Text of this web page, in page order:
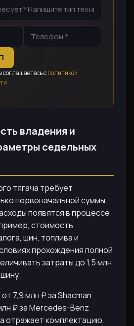
сполитикой
владения и
седельных
тягача требует
первоначальной суммы,
появятся в процессе
стоимость
шин, топлива и
прохождения полной
затраты до 1,5 млн
от 7,9 млн ₽ за Shacman
₽ за Mercedes-Benz
отражает комплектацию,